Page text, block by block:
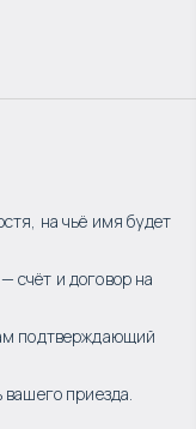
на чьё имя будет
счёт и договор на
подтверждающий
вашего приезда.